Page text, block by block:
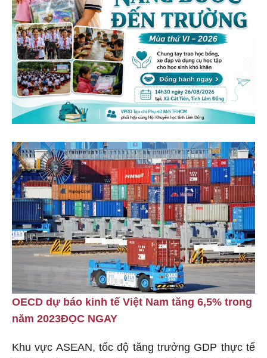
OECD dự báo kinh tế Việt Nam tăng 6,5% trong
năm 2023ĐỌC NGAY
Khu vực ASEAN, tốc độ tăng trưởng GDP thực tế